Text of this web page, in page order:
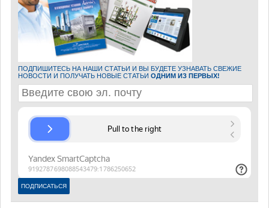
ПОДПИШИТЕСЬ НА НАШИ СТАТЬИ И ВЫ БУДЕТЕ УЗНАВАТЬ СВЕЖИЕ
НОВОСТИ И ПОЛУЧАТЬ НОВЫЕ СТАТЬИ ОДНИМ ИЗ ПЕРВЫХ!